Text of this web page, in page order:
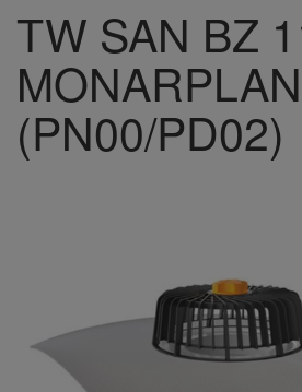
TW SAN BZ
(PN00/PD02)